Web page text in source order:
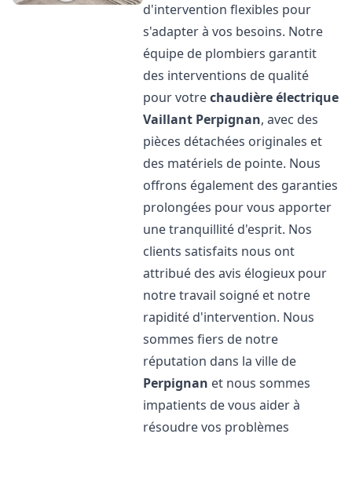
d'intervention flexibles pour
s'adapter à vos besoins. Notre
équipe de plombiers garantit
des interventions de qualité
pour votrechaudière électrique
Vaillant Perpignan, avec des
pièces détachées originales et
des matériels de pointe. Nous
offrons également des garanties
prolongées pour vous apporter
une tranquillité d'esprit. Nos
clients satisfaits nous ont
attribué des avis élogieux pour
notre travail soigné et notre
rapidité d'intervention. Nous
sommes fiers de notre
réputation dans la ville de
Perpignan et nous sommes
impatients de vous aider à
résoudre vos problèmes